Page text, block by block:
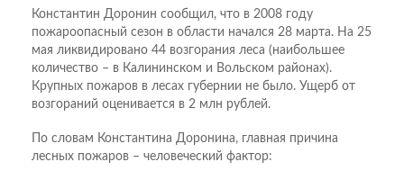
Константин Доронин сообщил, что в 2008 году
пожароопасный сезон в области начался 28 марта. На 25
мая ликвидировано 44 возгорания леса (наибольшее
количество – в Калининском и Вольском районах).
Крупных пожаров в лесах губернии не было. Ущерб от
возгораний оценивается в 2 млн рублей.
По словам Константина Доронина, главная причина
лесных пожаров – человеческий фактор: